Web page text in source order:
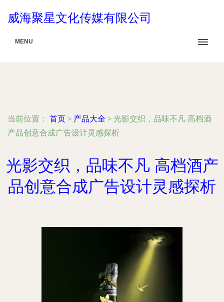
威海聚星文化传媒有限公司
MENU
当前位置： 首页 > 产品大全 > 光影交织，品味不凡 高档酒
产品创意合成广告设计灵感探析
光影交织，品味不凡 高档酒产
品创意合成广告设计灵感探析